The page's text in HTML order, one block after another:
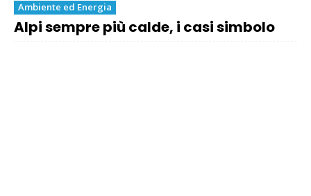
Ambiente ed Energia
Alpi sempre più calde, i casi simbolo